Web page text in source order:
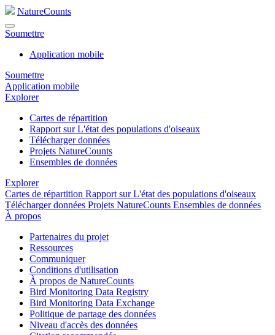
NatureCounts
Soumettre
Application mobile
Soumettre
Application mobile
Explorer
Cartes de répartition
Rapport sur L'état des populations d'oiseaux
Télécharger données
Projets NatureCounts
Ensembles de données
Explorer
Cartes de répartition Rapport sur L'état des populations d'oiseaux
Télécharger données Projets NatureCounts Ensembles de données
À propos
Partenaires du projet
Ressources
Communiquer
Conditions d'utilisation
À propos de NatureCounts
Bird Monitoring Data Registry
Bird Monitoring Data Exchange
Politique de partage des données
Niveau d'accès des données